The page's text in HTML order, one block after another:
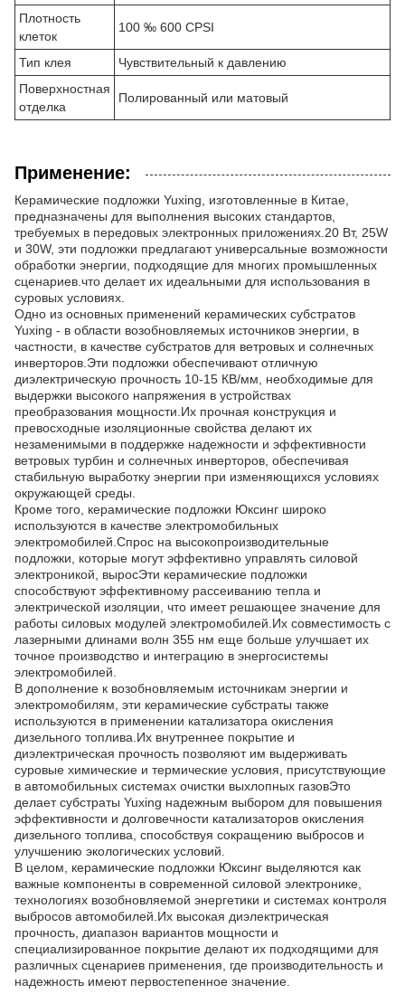
Плотность
клеток
100 ‰ 600 CPSI
Тип клея
Чувствительный к давлению
Поверхностная
отделка
Полированный или матовый
Применение:
Керамические подложки Yuxing, изготовленные в Китае,
предназначены для выполнения высоких стандартов,
требуемых в передовых электронных приложениях.20 Вт, 25W
и 30W, эти подложки предлагают универсальные возможности
обработки энергии, подходящие для многих промышленных
сценариев.что делает их идеальными для использования в
суровых условиях.
Одно из основных применений керамических субстратов
Yuxing - в области возобновляемых источников энергии, в
частности, в качестве субстратов для ветровых и солнечных
инверторов.Эти подложки обеспечивают отличную
диэлектрическую прочность 10-15 КВ/мм, необходимые для
выдержки высокого напряжения в устройствах
преобразования мощности.Их прочная конструкция и
превосходные изоляционные свойства делают их
незаменимыми в поддержке надежности и эффективности
ветровых турбин и солнечных инверторов, обеспечивая
стабильную выработку энергии при изменяющихся условиях
окружающей среды.
Кроме того, керамические подложки Юксинг широко
используются в качестве электромобильных
электромобилей.Спрос на высокопроизводительные
подложки, которые могут эффективно управлять силовой
электроникой, выросЭти керамические подложки
способствуют эффективному рассеиванию тепла и
электрической изоляции, что имеет решающее значение для
работы силовых модулей электромобилей.Их совместимость с
лазерными длинами волн 355 нм еще больше улучшает их
точное производство и интеграцию в энергосистемы
электромобилей.
В дополнение к возобновляемым источникам энергии и
электромобилям, эти керамические субстраты также
используются в применении катализатора окисления
дизельного топлива.Их внутреннее покрытие и
диэлектрическая прочность позволяют им выдерживать
суровые химические и термические условия, присутствующие
в автомобильных системах очистки выхлопных газовЭто
делает субстраты Yuxing надежным выбором для повышения
эффективности и долговечности катализаторов окисления
дизельного топлива, способствуя сокращению выбросов и
улучшению экологических условий.
В целом, керамические подложки Юксинг выделяются как
важные компоненты в современной силовой электронике,
технологиях возобновляемой энергетики и системах контроля
выбросов автомобилей.Их высокая диэлектрическая
прочность, диапазон вариантов мощности и
специализированное покрытие делают их подходящими для
различных сценариев применения, где производительность и
надежность имеют первостепенное значение.